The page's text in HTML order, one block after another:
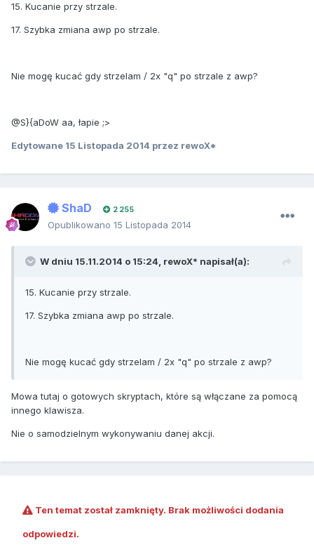
15. Kucanie przy strzale.
17. Szybka zmiana awp po strzale.
Nie mogę kucać gdy strzelam / 2x "q" po strzale z awp?
@S}{aDoW aa, łapie ;>
Edytowane 15 Listopada 2014 przez rewoX*
ShaD 2 255
Opublikowano 15 Listopada 2014
W dniu 15.11.2014 o 15:24, rewoX* napisał(a):
15. Kucanie przy strzale.
17. Szybka zmiana awp po strzale.
Nie mogę kucać gdy strzelam / 2x "q" po strzale z awp?
Mowa tutaj o gotowych skryptach, które są włączane za pomocą
innego klawisza.
Nie o samodzielnym wykonywaniu danej akcji.
Ten temat został zamknięty. Brak możliwości dodania
odpowiedzi.